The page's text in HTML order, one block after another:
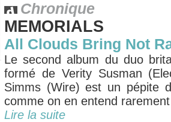
Chronique
MEMORIALS
All Clouds Bring Not
Le second album du duo
formé de Verity Susman
Simms (Wire) est un pépite
comme on en entend
Lire la suite